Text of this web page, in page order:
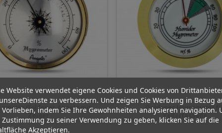
Website verwendet eigene Cookies und Cookies von
zu verbessern. Und zeigen Sie Werbung in Bezug
indem Sie Ihre Gewohnheiten analysieren navigation.
zu seiner Verwendung zu geben, klicken Sie auf die
Akzeptieren.
Goldener Angelo mit
Zeiger
Goldener Hygrometer
Kellerfassade